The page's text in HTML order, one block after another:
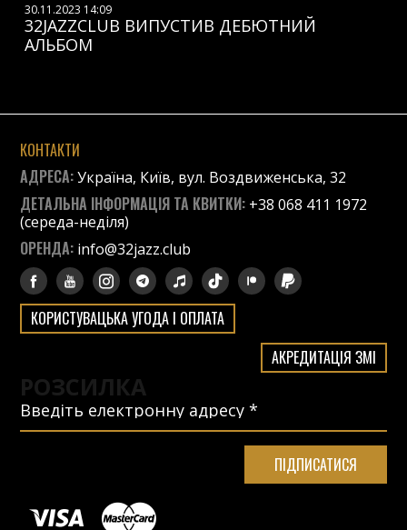
30.11.2023 14:09
32JAZZCLUB ВИПУСТИВ ДЕБЮТНИЙ
АЛЬБОМ
КОНТАКТИ
АДРЕСА:Україна, Київ, вул. Воздвиженська, 32
ДЕТАЛЬНА ІНФОРМАЦІЯ ТА КВИТКИ: +38 068 411 1972
(середа-неділя)
ОРЕНДА: info@32jazz.club
КОРИСТУВАЦЬКА УГОДА І ОПЛАТА
АКРЕДИТАЦІЯ ЗМІ
РОЗСИЛКА